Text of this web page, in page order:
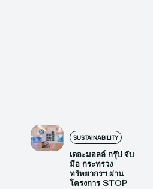
SUSTAINABILITY
เดอะมอลล์ กรุ๊ป จับ
มือ กระทรวง
ทรัพยากรฯ ผ่าน
โครงการ STOP